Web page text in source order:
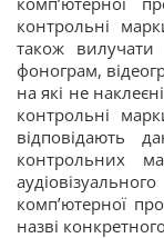
контрольні
також вилучати
фонограм,
на які не
контрольні
відповідають
контрольних
комп’ютерної
назві